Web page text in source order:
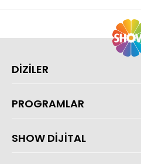
DİZİLER
PROGRAMLAR
SHOW DİJİTAL